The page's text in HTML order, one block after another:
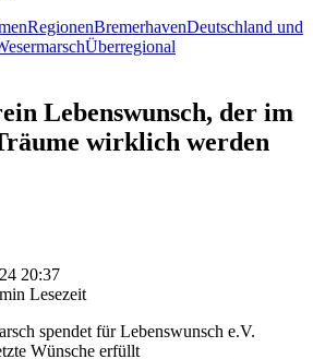
RegionenBremerhavenDeutschland und
Überregional
Lebenswunsch, der im
wirklich werden
20:37
Lesezeit